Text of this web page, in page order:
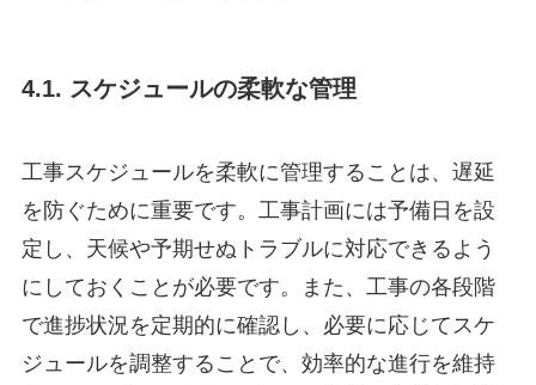
4.1. スケジュールの柔軟な管理
工事スケジュールを柔軟に管理することは、遅延
を防ぐために重要です。工事計画には予備日を設
定し、天候や予期せぬトラブルに対応できるよう
にしておくことが必要です。また、工事の各段階
で進捗状況を定期的に確認し、必要に応じてスケ
ジュールを調整することで、効率的な進行を維持